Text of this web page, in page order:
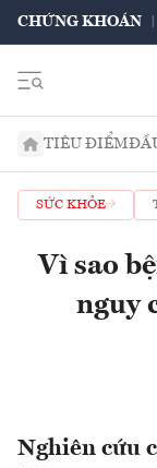
CHỨNG KHOÁN
TIÊU ĐIỂM
SỨC KHỎE
Vì sao
nguy
Nghiên cứu